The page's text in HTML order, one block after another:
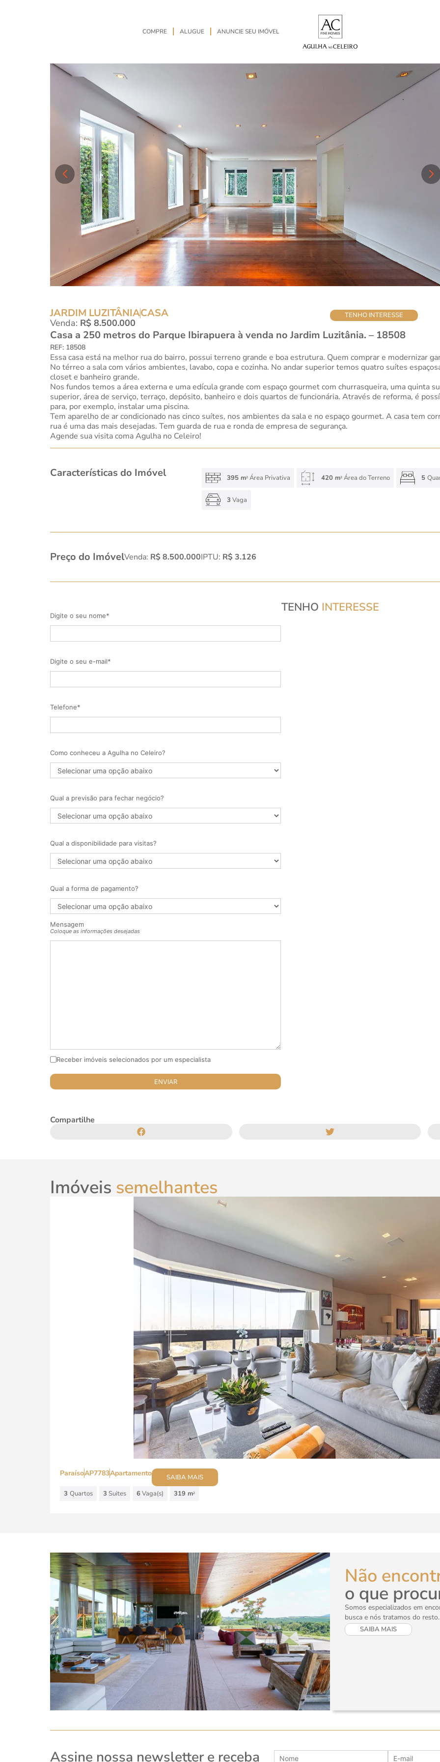
COMPRE ALUGUE ANUNCIE SEU IMÓVEL
JARDIM LUZITÂNIACASA
Venda: R$ 8.500.000
TENHO INTERESSE
Casa a 250 metros do Parque Ibirapuera à venda no Jardim Luzitânia. – 18508
REF: 18508
Essa casa está na melhor rua do bairro, possui terreno grande e boa estrutura. Quem comprar e modernizar
No térreo a sala com vários ambientes, lavabo, copa e cozinha. No andar superior temos quatro suítes
closet e banheiro grande.
Nos fundos temos a área externa e uma edícula grande com espaço gourmet com churrasqueira, uma quinta
superior, área de serviço, terraço, depósito, banheiro e dois quartos de funcionária. Através de reforma, é
para, por exemplo, instalar uma piscina.
Tem aparelho de ar condicionado nas cinco suítes, nos ambientes da sala e no espaço gourmet. A casa tem
rua é uma das mais desejadas. Tem guarda de rua e ronda de empresa de segurança.
Agende sua visita coma Agulha no Celeiro!
Características do Imóvel 395 m2Área Privativa 420 m2 Área do Terreno 5
3 Vaga
Preço do ImóvelVenda: R$ 8.500.000IPTU: R$ 3.126
TENHO INTERESSE
Digite o seu nome*
Digite o seu e-mail*
Telefone*
Como conheceu a Agulha no Celeiro?
Qual a previsão para fechar negócio?
Qual a disponibilidade para visitas?
Qual a forma de pagamento?
Mensagem
Coloque as informações desejadas
Receber imóveis selecionados por um especialista
Compartilhe
Imóveis semelhantes
ParaísoAP7783Apartamento
SAIBA MAIS
3 Quartos 3 Suites 6Vaga(s) 319 m2
Não
o que
Somos especializados em
busca e nós tratamos do resto.
SAIBA MAIS
Assine nossa newsletter e receba